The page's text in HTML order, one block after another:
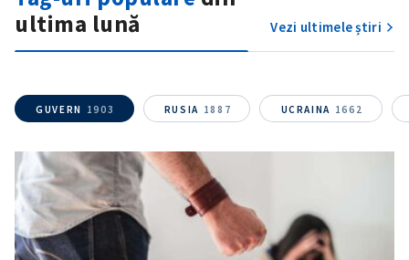
ultima lună
Vezi ultimele știri
GUVERN 1903 RUSIA 1887 UCRAINA 1662
Mesajul știrei
+ Mesajul știrei
Sursă anonimă
Nume+ Numele meu
Email+ Emailul meu